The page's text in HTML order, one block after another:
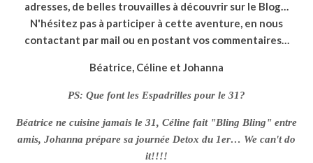
adresses, de belles trouvailles à découvrir sur le Blog…
N'hésitez pas à participer à cette aventure, en nous
contactant par mail ou en postant vos commentaires…
Béatrice, Céline et Johanna
PS: Que font les Espadrilles pour le 31?
Béatrice ne cuisine jamais le 31, Céline fait "Bling Bling" entre
amis, Johanna prépare sa journée Detox du 1er… We can't do
it!!!!